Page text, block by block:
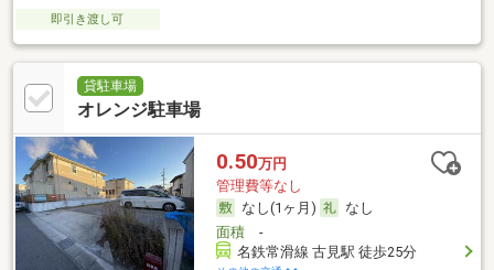
即引き渡し可
貸駐車場
オレンジ駐車場
0.50万円
管理費等なし
なし(1ヶ月)
なし
面積-
名鉄常滑線 古見駅 徒歩25分